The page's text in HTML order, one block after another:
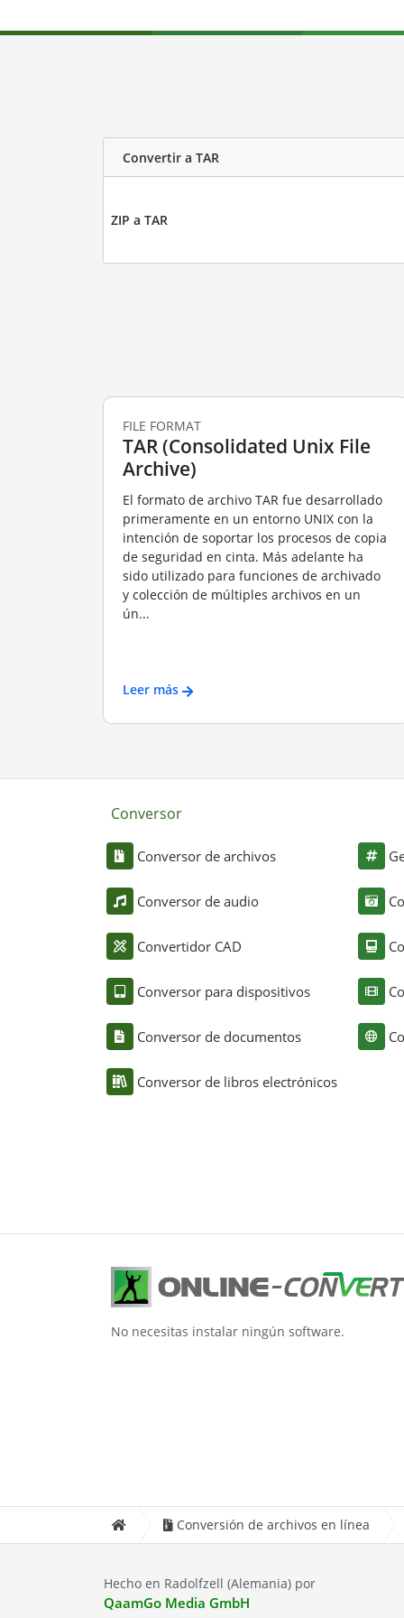
Convertir a TAR
ZIP a TAR
FILE FORMAT
TAR (Consolidated Unix File
Archive)
El formato de archivo TAR fue desarrollado
primeramente en un entorno UNIX con la
intención de soportar los procesos de copia
de seguridad en cinta. Más adelante ha
sido utilizado para funciones de archivado
y colección de múltiples archivos en un
ún...
Leer más
Conversor
Conversor de archivos
Conversor de audio
Convertidor CAD
Conversor para dispositivos
Conversor de documentos
Conversor de libros electrónicos
No necesitas instalar ningún software.
Conversión de archivos en línea
Hecho en Radolfzell (Alemania) por
QaamGo Media GmbH